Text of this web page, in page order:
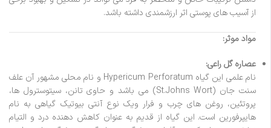
از آسیب های پوستی اثر ارزشمندی داشته باشد.
مواد موثر:
عصاره گل راعی:
نام علمی این گیاه Hypericum Perforatum و نام محلی مشهور آن علف
سنت جان (St.Johns Wort) می باشد و حاوی تانن، سیتوسترول ها،
پروتئین، روغن های چرب و فرار ویک نوع آنتی بیوتیک گیاهی به نام
هایپرفورین است. این گیاه از قدیم به عنوان کاهش دهنده درد و التیام